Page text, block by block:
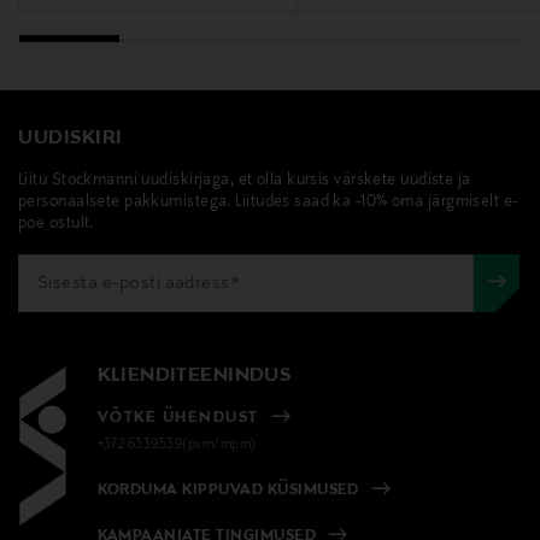
UUDISKIRI
Liitu Stockmanni uudiskirjaga, et olla kursis värskete uudiste ja
personaalsete pakkumistega. Liitudes saad ka -10% oma järgmiselt e-
poe ostult.
KLIENDITEENINDUS
VÕTKE ÜHENDUST
+372 6339539(pvm/mpm)
KORDUMA KIPPUVAD KÜSIMUSED
KAMPAANIATE TINGIMUSED